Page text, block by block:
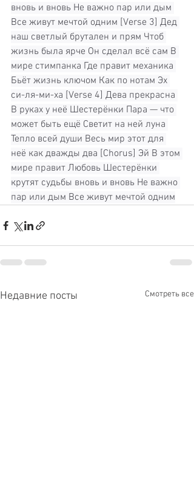
вновь и вновь Не важно пар или дым
Все живут мечтой одним [Verse 3] Дед
наш светлый брутален и прям Чтоб
жизнь была ярче Он сделал всё сам В
мире стимпанка Где правит механика
Бьёт жизнь ключом Как по нотам Эх
си-ля-ми-ха [Verse 4] Дева прекрасна
В руках у неё Шестерёнки Пара — что
может быть ещё Светит на ней луна
Тепло всей души Весь мир этот для
неё как дважды два [Chorus] Эй В этом
мире правит Любовь Шестерёнки
крутят судьбы вновь и вновь Не важно
пар или дым Все живут мечтой одним
Недавние посты Смотреть все